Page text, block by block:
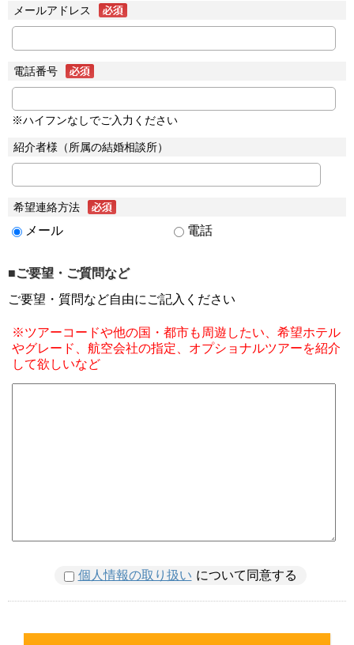
メールアドレス
電話番号
※ハイフンなしでご入力ください
紹介者様（所属の結婚相談所）
希望連絡方法
メール 電話
■ご要望・ご質問など
ご要望・質問など自由にご記入ください
※ツアーコードや他の国・都市も周遊したい、希望ホテル
やグレード、航空会社の指定、オプショナルツアーを紹介
して欲しいなど
個人情報の取り扱い について同意する